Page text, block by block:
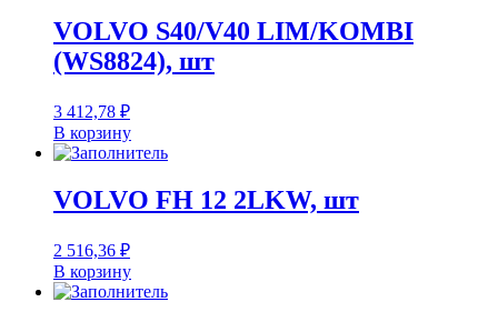
VOLVO S40/V40 LIM/KOMBI
(WS8824), шт
3 412,78 ₽
В корзину
VOLVO FH 12 2LKW, шт
2 516,36 ₽
В корзину